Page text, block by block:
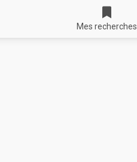
Mes recherches